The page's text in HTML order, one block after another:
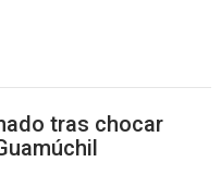
tras chocar